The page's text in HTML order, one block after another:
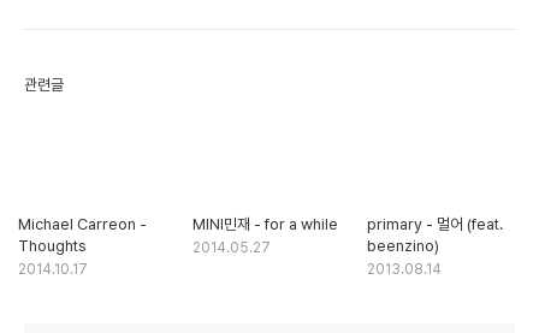
관련글
Michael Carreon -
Thoughts
2014.10.17
MINI민재 - for a while
2014.05.27
primary - 멀어 (feat.
beenzino)
2013.08.14